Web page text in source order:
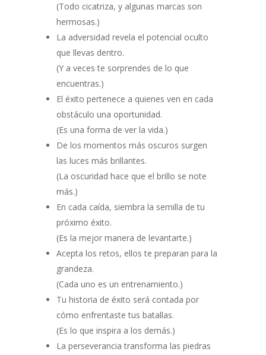
(Todo cicatriza, y algunas marcas son
hermosas.)
La adversidad revela el potencial oculto
que llevas dentro.
(Y a veces te sorprendes de lo que
encuentras.)
El éxito pertenece a quienes ven en cada
obstáculo una oportunidad.
(Es una forma de ver la vida.)
De los momentos más oscuros surgen
las luces más brillantes.
(La oscuridad hace que el brillo se note
más.)
En cada caída, siembra la semilla de tu
próximo éxito.
(Es la mejor manera de levantarte.)
Acepta los retos, ellos te preparan para la
grandeza.
(Cada uno es un entrenamiento.)
Tu historia de éxito será contada por
cómo enfrentaste tus batallas.
(Es lo que inspira a los demás.)
La perseverancia transforma las piedras